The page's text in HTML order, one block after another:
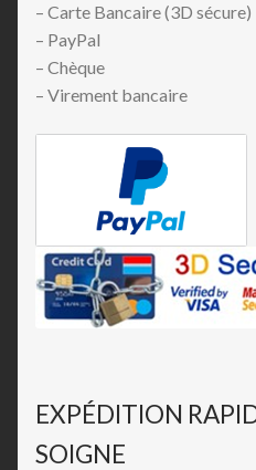
– Carte Bancaire (3D sécure)
– PayPal
– Chèque
– Virement bancaire
EXPÉDITION
SOIGNE